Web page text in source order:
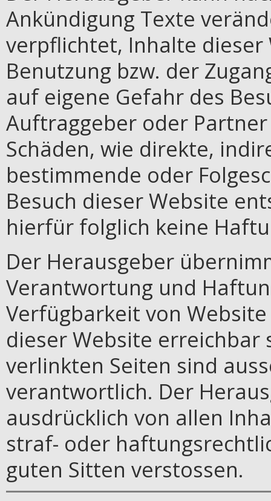
Ankündigung Texte
verpflichtet, Inhalte dieser
Benutzung bzw. der
auf eigene Gefahr des
Auftraggeber oder
Schäden, wie direkte,
bestimmende oder
Besuch dieser Website
hierfür folglich keine
Der Herausgeber
Verantwortung und
Verfügbarkeit von
dieser Website erreichbar
verlinkten Seiten sind
verantwortlich. Der
ausdrücklich von allen
straf- oder
guten Sitten verstossen.